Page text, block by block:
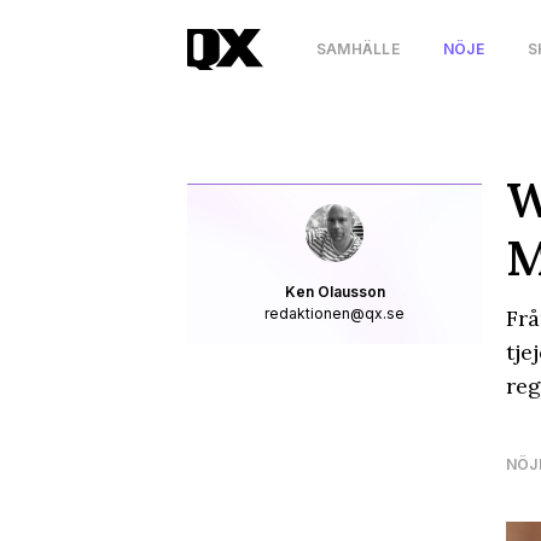
SAMHÄLLE NÖJE
Ken Olausson
redaktionen@qx.se